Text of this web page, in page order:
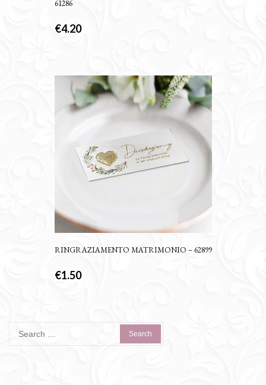
61286
€4.20
RINGRAZIAMENTO MATRIMONIO – 62899
€1.50
for: